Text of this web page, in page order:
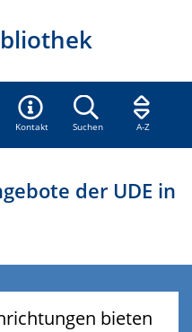
Kontakt Suchen A-Z
der UDE in
bieten